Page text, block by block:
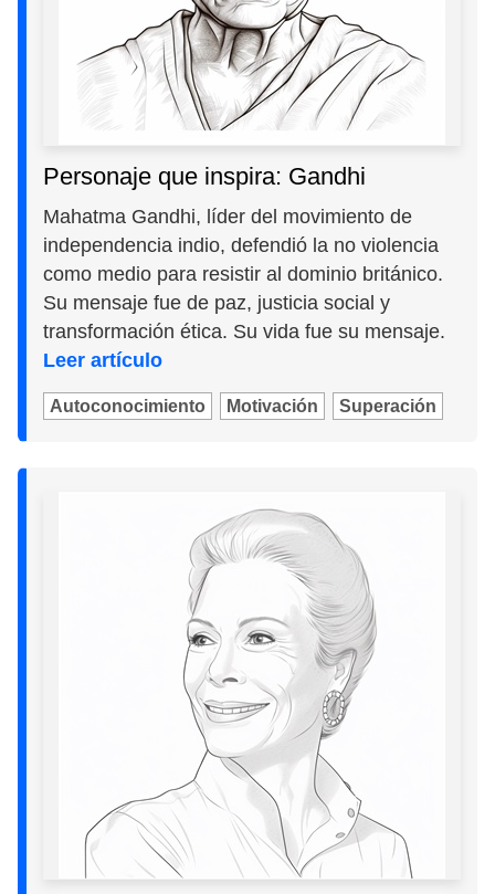
Personaje que inspira: Gandhi
Mahatma Gandhi, líder del movimiento de
independencia indio, defendió la no violencia
como medio para resistir al dominio británico.
Su mensaje fue de paz, justicia social y
transformación ética. Su vida fue su mensaje.
Leer artículo
Autoconocimiento Motivación Superación